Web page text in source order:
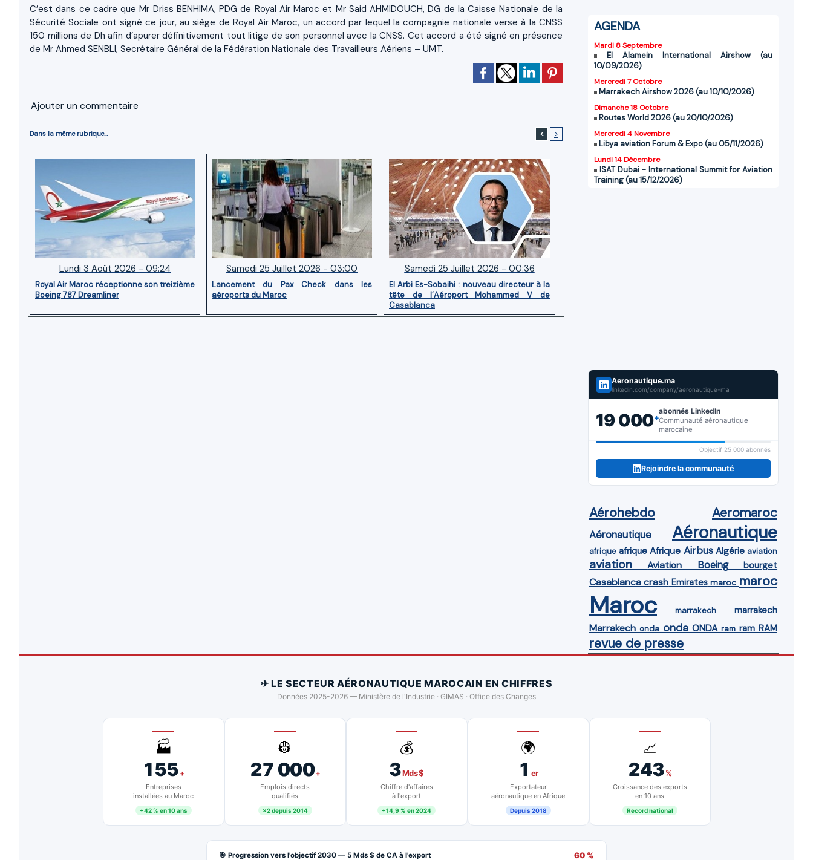
C’est dans ce cadre que Mr Driss BENHIMA, PDG de Royal Air Maroc et Mr Said AHMIDOUCH, DG de la Caisse Nationale de la
Sécurité Sociale ont signé ce jour, au siège de Royal Air Maroc, un accord par lequel la compagnie nationale verse à la CNSS
150 millions de Dh afin d’apurer définitivement tout litige de son personnel avec la CNSS. Cet accord a été signé en présence
de Mr Ahmed SENBLI, Secrétaire Général de la Fédération Nationale des Travailleurs Aériens – UMT.
Ajouter un commentaire
Dans la même rubrique... < >
Lundi 3 Août 2026 - 09:24
Royal Air Maroc réceptionne son treizième
Boeing 787 Dreamliner
Samedi 25 Juillet 2026 - 03:00
Lancement du Pax Check dans les
aéroports du Maroc
Samedi 25 Juillet 2026 - 00:36
El Arbi Es-Sobaihi : nouveau directeur à la
tête de l’Aéroport Mohammed V de
Casablanca
AGENDA
Mardi 8 Septembre
El Alamein International Airshow (au
10/09/2026)
Mercredi 7 Octobre
Marrakech Airshow 2026 (au 10/10/2026)
Dimanche 18 Octobre
Routes World 2026 (au 20/10/2026)
Mercredi 4 Novembre
Libya aviation Forum & Expo (au 05/11/2026)
Lundi 14 Décembre
ISAT Dubai - International Summit for Aviation
Training (au 15/12/2026)
Aeronautique.ma
linkedin.com/company/aeronautique-ma
19 000+
abonnés LinkedIn
Communauté aéronautique
marocaine
Objectif 25 000 abonnés
Rejoindre la communauté
Aérohebdo Aeromaroc
Aéronautique Aéronautique
afrique afrique Afrique Airbus Algérie aviation
aviation Aviation Boeing bourget
Casablanca crash Emirates maroc maroc
Maroc marrakech marrakech
Marrakech onda onda ONDA ram ram RAM
revue de presse
✈ LE SECTEUR AÉRONAUTIQUE MAROCAIN EN CHIFFRES
Données 2025-2026 — Ministère de l'Industrie · GIMAS · Office des Changes
🏭
155+
Entreprises
installées au Maroc
+42 % en 10 ans
👷
27 000+
Emplois directs
qualifiés
×2 depuis 2014
💰
3Mds $
Chiffre d'affaires
à l'export
+14,9 % en 2024
🌍
1 er
Exportateur
aéronautique en Afrique
Depuis 2018
📈
243%
Croissance des exports
en 10 ans
Record national
🎯 Progression vers l'objectif 2030 — 5 Mds $ de CA à l'export 60 %